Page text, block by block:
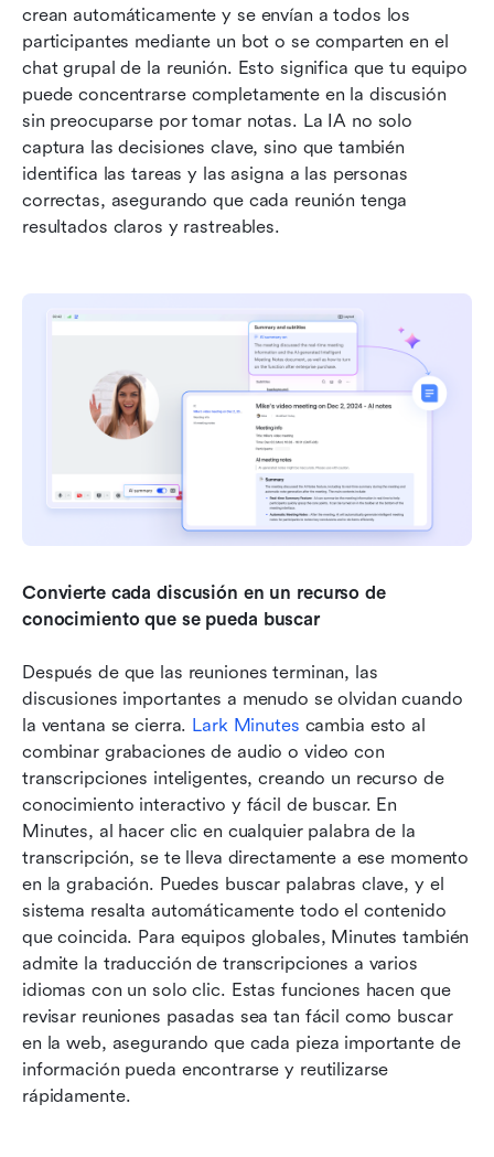
crean automáticamente y se envían a todos los
participantes mediante un bot o se comparten en el
chat grupal de la reunión. Esto significa que tu equipo
puede concentrarse completamente en la discusión
sin preocuparse por tomar notas. La IA no solo
captura las decisiones clave, sino que también
identifica las tareas y las asigna a las personas
correctas, asegurando que cada reunión tenga
resultados claros y rastreables.
Convierte cada discusión en un recurso de
conocimiento que se pueda buscar
Después de que las reuniones terminan, las
discusiones importantes a menudo se olvidan cuando
la ventana se cierra. Lark Minutes cambia esto al
combinar grabaciones de audio o video con
transcripciones inteligentes, creando un recurso de
conocimiento interactivo y fácil de buscar. En
Minutes, al hacer clic en cualquier palabra de la
transcripción, se te lleva directamente a ese momento
en la grabación. Puedes buscar palabras clave, y el
sistema resalta automáticamente todo el contenido
que coincida. Para equipos globales, Minutes también
admite la traducción de transcripciones a varios
idiomas con un solo clic. Estas funciones hacen que
revisar reuniones pasadas sea tan fácil como buscar
en la web, asegurando que cada pieza importante de
información pueda encontrarse y reutilizarse
rápidamente.